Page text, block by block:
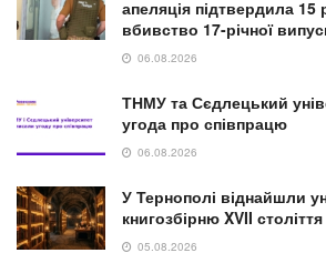
апеляція підтвердила 15
вбивство 17-річної
06.08.2026
ТНМУ та Сєдлецький
угода про співпрацю
06.08.2026
У Тернополі віднайшли
книгозбірню XVII століття
05.08.2026